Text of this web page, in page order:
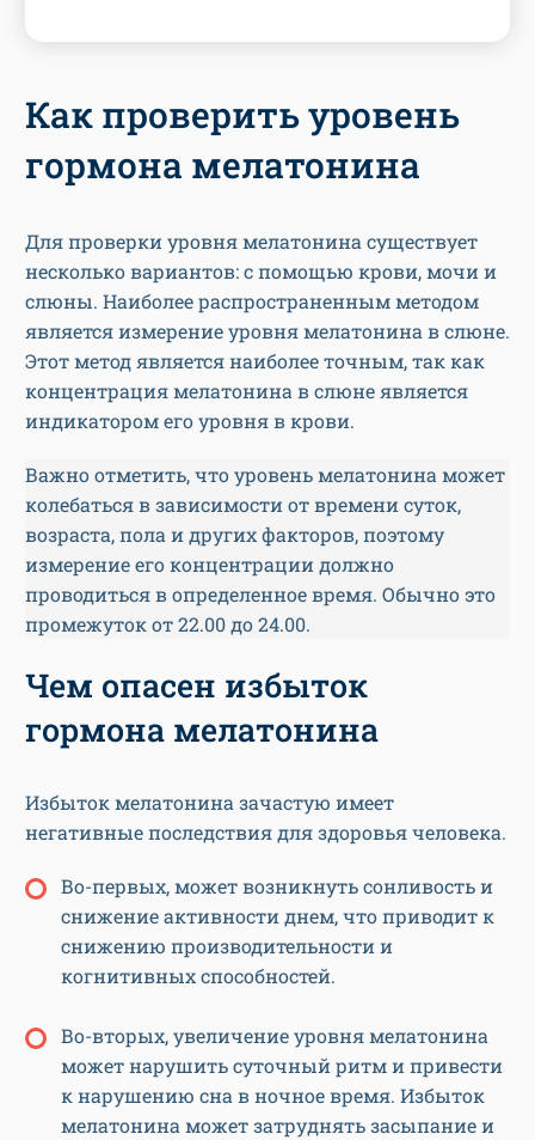
Как проверить уровень
гормона мелатонина
Для проверки уровня мелатонина существует
несколько вариантов: с помощью крови, мочи и
слюны. Наиболее распространенным методом
является измерение уровня мелатонина в слюне.
Этот метод является наиболее точным, так как
концентрация мелатонина в слюне является
индикатором его уровня в крови.
Важно отметить, что уровень мелатонина может
колебаться в зависимости от времени суток,
возраста, пола и других факторов, поэтому
измерение его концентрации должно
проводиться в определенное время. Обычно это
промежуток от 22.00 до 24.00.
Чем опасен избыток
гормона мелатонина
Избыток мелатонина зачастую имеет
негативные последствия для здоровья человека.
Во-первых, может возникнуть сонливость и
снижение активности днем, что приводит к
снижению производительности и
когнитивных способностей.
Во-вторых, увеличение уровня мелатонина
может нарушить суточный ритм и привести
к нарушению сна в ночное время. Избыток
мелатонина может затруднять засыпание и